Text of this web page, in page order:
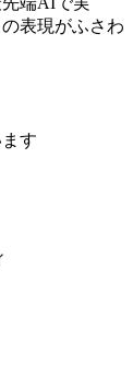
表現がふさわ
す